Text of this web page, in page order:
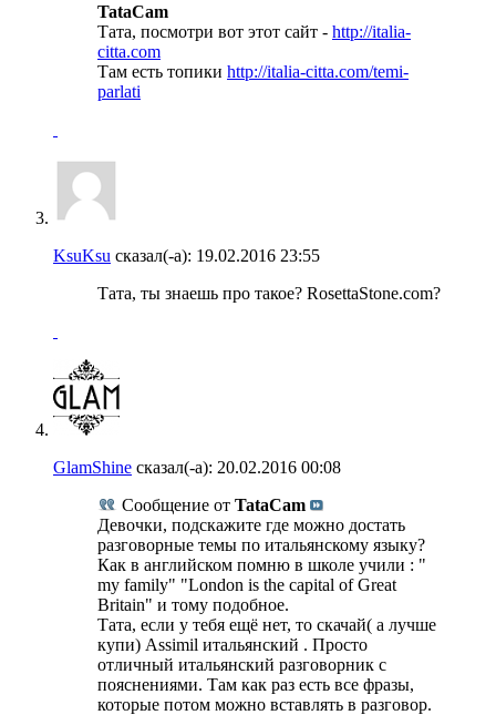
TataCam
Тата, посмотри вот этот сайт - http://italia-
citta.com
Там есть топики http://italia-citta.com/temi-
parlati
KsuKsu сказал(-а): 19.02.2016 23:55
Тата, ты знаешь про такое? RosettaStone.com?
GlamShine сказал(-а): 20.02.2016 00:08
Сообщение от TataCam
Девочки, подскажите где можно достать
разговорные темы по итальянскому языку?
Как в английском помню в школе учили : "
my family" "London is the capital of Great
Britain" и тому подобное.
Тата, если у тебя ещё нет, то скачай( а лучше
купи) Assimil итальянский . Просто
отличный итальянский разговорник с
пояснениями. Там как раз есть все фразы,
которые потом можно вставлять в разговор.